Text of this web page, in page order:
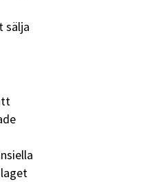
sälja